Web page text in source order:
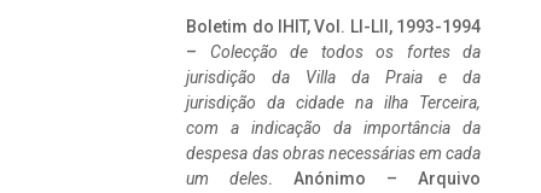
Boletim do IHIT, Vol. LI-LII, 1993-1994
– Colecção de todos os fortes da
jurisdição da Villa da Praia e da
jurisdição da cidade na ilha Terceira,
com a indicação da importância da
despesa das obras necessárias em cada
um deles. Anónimo – Arquivo